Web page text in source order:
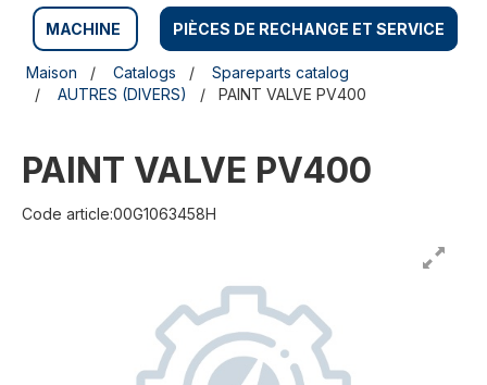
MACHINE PIÈCES DE RECHANGE ET SERVICE
Maison Catalogs
Spareparts catalog
AUTRES (DIVERS)
PAINT VALVE PV400
PAINT VALVE PV400
Code article:00G1063458H